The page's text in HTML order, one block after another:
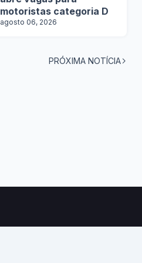
motoristas categoria D
agosto 06, 2026
PRÓXIMA NOTÍCIA